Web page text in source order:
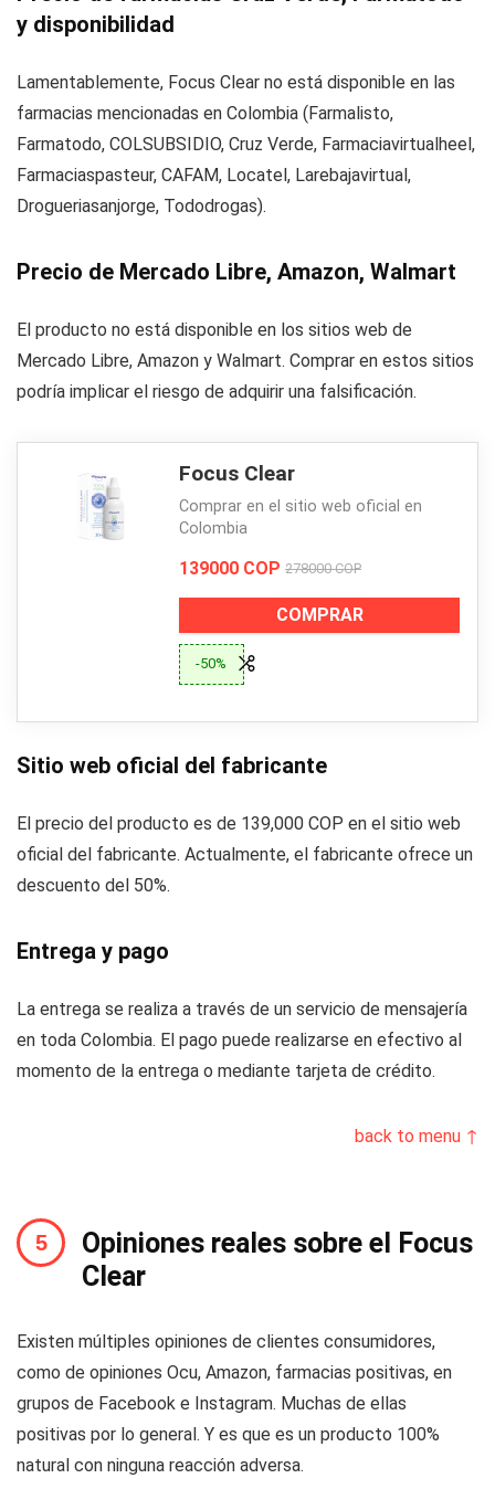
y disponibilidad
Lamentablemente, Focus Clear no está disponible en las
farmacias mencionadas en Colombia (Farmalisto,
Farmatodo, COLSUBSIDIO, Cruz Verde, Farmaciavirtualheel,
Farmaciaspasteur, CAFAM, Locatel, Larebajavirtual,
Drogueriasanjorge, Tododrogas).
Precio de Mercado Libre, Amazon, Walmart
El producto no está disponible en los sitios web de
Mercado Libre, Amazon y Walmart. Comprar en estos sitios
podría implicar el riesgo de adquirir una falsificación.
Focus Clear
Comprar en el sitio web oficial en
Colombia
139000 COP 278000 COP
COMPRAR
-50%
Sitio web oficial del fabricante
El precio del producto es de 139,000 COP en el sitio web
oficial del fabricante. Actualmente, el fabricante ofrece un
descuento del 50%.
Entrega y pago
La entrega se realiza a través de un servicio de mensajería
en toda Colombia. El pago puede realizarse en efectivo al
momento de la entrega o mediante tarjeta de crédito.
back to menu ↑
Opiniones reales sobre el Focus
Clear
Existen múltiples opiniones de clientes consumidores,
como de opiniones Ocu, Amazon, farmacias positivas, en
grupos de Facebook e Instagram. Muchas de ellas
positivas por lo general. Y es que es un producto 100%
natural con ninguna reacción adversa.